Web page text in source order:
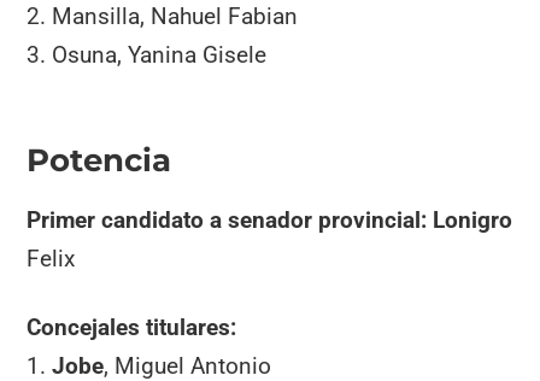
2. Mansilla, Nahuel Fabian
3. Osuna, Yanina Gisele
Potencia
Primer candidato a senador provincial: Lonigro
Felix
Concejales titulares:
1.Jobe, Miguel Antonio